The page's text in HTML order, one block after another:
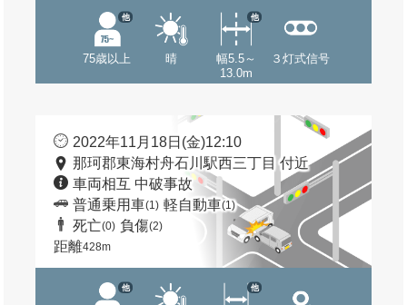
75歳以上
他
晴
幅5.5～
13.0m
他
３灯式信号
2022年11月18日(金)12:10
那珂郡東海村舟石川駅西三丁目 付近
車両相互 中破事故
普通乗用車(1) 軽自動車(1)
死亡(0) 負傷(2)
距離428m
他 他